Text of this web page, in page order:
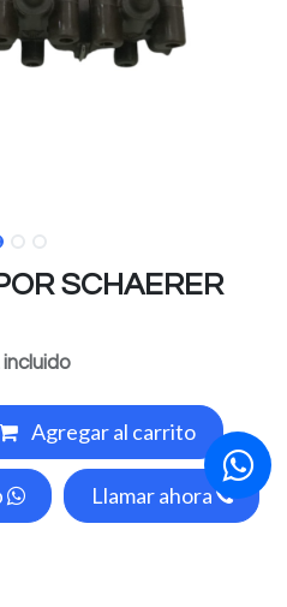
SCHAERER
incluido
Agregar al carrito
Llamar ahora